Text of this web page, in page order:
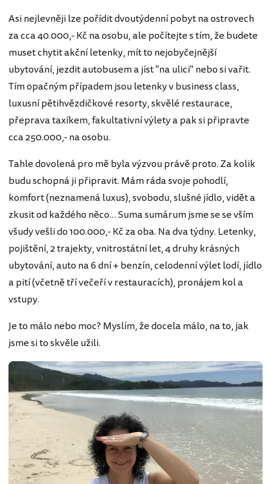
Asi nejlevněji lze pořídit dvoutýdenní pobyt na ostrovech
za cca 40.000,- Kč na osobu, ale počítejte s tím, že budete
muset chytit akční letenky, mít to nejobyčejnější
ubytování, jezdit autobusem a jíst "na ulici" nebo si vařit.
Tím opačným případem jsou letenky v business class,
luxusní pětihvězdičkové resorty, skvělé restaurace,
přeprava taxíkem, fakultativní výlety a pak si připravte
cca 250.000,- na osobu.
Tahle dovolená pro mě byla výzvou právě proto. Za kolik
budu schopná ji připravit. Mám ráda svoje pohodlí,
komfort (neznamená luxus), svobodu, slušné jídlo, vidět a
zkusit od každého něco… Suma sumárum jsme se se vším
všudy vešli do 100.000,- Kč za oba. Na dva týdny. Letenky,
pojištění, 2 trajekty, vnitrostátní let, 4 druhy krásných
ubytování, auto na 6 dní + benzín, celodenní výlet lodí, jídlo
a pití (včetně tří večeří v restauracích), pronájem kol a
vstupy.
Je to málo nebo moc? Myslím, že docela málo, na to, jak
jsme si to skvěle užili.